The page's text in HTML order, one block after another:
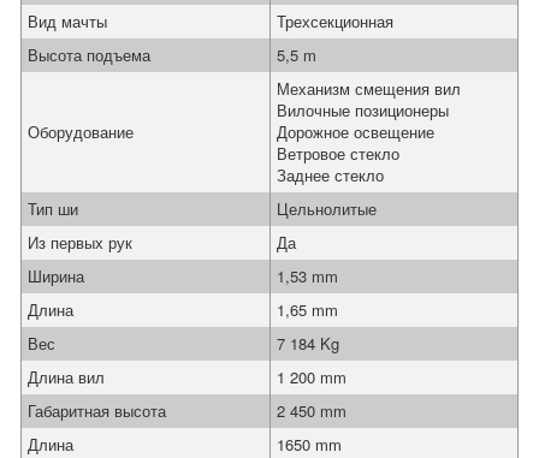
Вид мачты
Трехсекционная
Высота подъема
5,5 m
Оборудование
Механизм смещения вил
Вилочные позиционеры
Дорожное освещение
Ветровое стекло
Заднее стекло
Тип ши
Цельнолитые
Из первых рук
Да
Ширина
1,53 mm
Длина
1,65 mm
Вес
7 184 Kg
Длина вил
1 200 mm
Габаритная высота
2 450 mm
Длина
1650 mm